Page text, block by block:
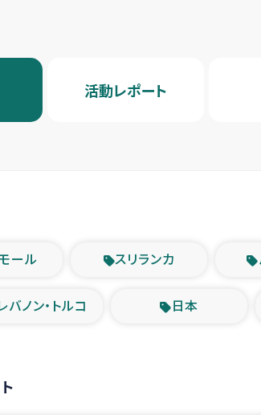
活動レポート
ール スリランカ
バノン・トルコ 日本